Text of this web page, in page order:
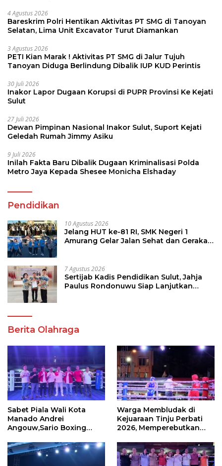
4 Agustus 2026
Bareskrim Polri Hentikan Aktivitas PT SMG di Tanoyan
Selatan, Lima Unit Excavator Turut Diamankan
3 Agustus 2026
PETI Kian Marak ! Aktivitas PT SMG di Jalur Tujuh
Tanoyan Diduga Berlindung Dibalik IUP KUD Perintis
30 Juli 2026
Inakor Lapor Dugaan Korupsi di PUPR Provinsi Ke Kejati
Sulut
27 Juli 2026
Dewan Pimpinan Nasional Inakor Sulut, Suport Kejati
Geledah Rumah Jimmy Asiku
9 Juli 2026
Inilah Fakta Baru Dibalik Dugaan Kriminalisasi Polda
Metro Jaya Kepada Shesee Monicha Elshaday
Pendidikan
10 Agustus 2026
Jelang HUT ke-81 RI, SMK Negeri 1
Amurang Gelar Jalan Sehat dan Gerakan
7 Agustus 2026
Sertijab Kadis Pendidikan Sulut, Jahja
Paulus Rondonuwu Siap Lanjutkan
Berita Olahraga
Sabet Piala Wali Kota
Manado Andrei
Angouw,Sario Boxing
Perbati 2026
Warga Membludak di
Kejuaraan Tinju Perbati
2026, Memperebutkan